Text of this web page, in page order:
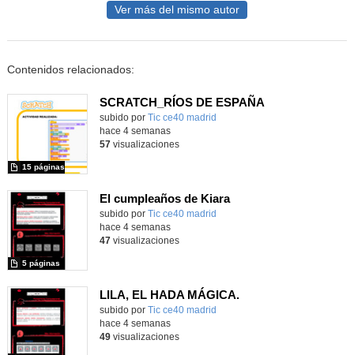
Ver más del mismo autor
Contenidos relacionados:
SCRATCH_RÍOS DE ESPAÑA
subido por Tic ce40 madrid
15 páginas
hace 4 semanas
57visualizaciones
El cumpleaños de Kiara
subido por Tic ce40 madrid
5 páginas
hace 4 semanas
47visualizaciones
LILA, EL HADA MÁGICA.
subido por Tic ce40 madrid
hace 4 semanas
49visualizaciones